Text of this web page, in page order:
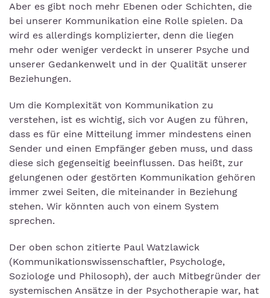
Aber es gibt noch mehr Ebenen oder Schichten, die
bei unserer Kommunikation eine Rolle spielen. Da
wird es allerdings komplizierter, denn die liegen
mehr oder weniger verdeckt in unserer Psyche und
unserer Gedankenwelt und in der Qualität unserer
Beziehungen.
Um die Komplexität von Kommunikation zu
verstehen, ist es wichtig, sich vor Augen zu führen,
dass es für eine Mitteilung immer mindestens einen
Sender und einen Empfänger geben muss, und dass
diese sich gegenseitig beeinflussen. Das heißt, zur
gelungenen oder gestörten Kommunikation gehören
immer zwei Seiten, die miteinander in Beziehung
stehen. Wir könnten auch von einem System
sprechen.
Der oben schon zitierte Paul Watzlawick
(Kommunikationswissenschaftler, Psychologe,
Soziologe und Philosoph), der auch Mitbegründer der
systemischen Ansätze in der Psychotherapie war, hat